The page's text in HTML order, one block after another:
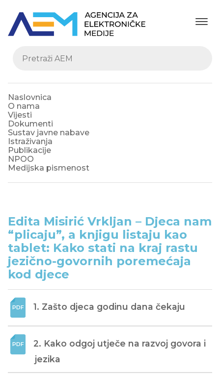
Naslovnica
O nama
Vijesti
Dokumenti
Sustav javne nabave
Istraživanja
Publikacije
NPOO
Medijska pismenost
Edita Misirić Vrkljan – Djeca nam
“plicaju”, a knjigu listaju kao
tablet: Kako stati na kraj rastu
jezično-govornih poremećaja
kod djece
1. Zašto djeca godinu dana čekaju
2. Kako odgoj utječe na razvoj govora i
jezika